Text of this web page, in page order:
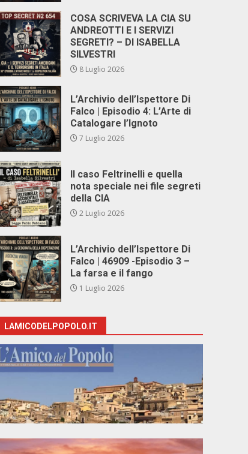
COSA SCRIVEVA LA CIA SU
ANDREOTTI E I SERVIZI
SEGRETI? – DI ISABELLA
SILVESTRI
8 Luglio 2026
L’Archivio dell’Ispettore Di
Falco | Episodio 4: L’Arte di
Catalogare l’Ignoto
7 Luglio 2026
Il caso Feltrinelli e quella
nota speciale nei file segreti
della CIA
2 Luglio 2026
L’Archivio dell’Ispettore Di
Falco | 46909 -Episodio 3 –
La farsa e il fango
1 Luglio 2026
LAMICODELPOPOLO.IT